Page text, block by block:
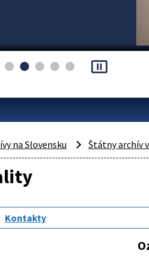
pause_presentation
na Slovensku Štátny archív
Kontakty